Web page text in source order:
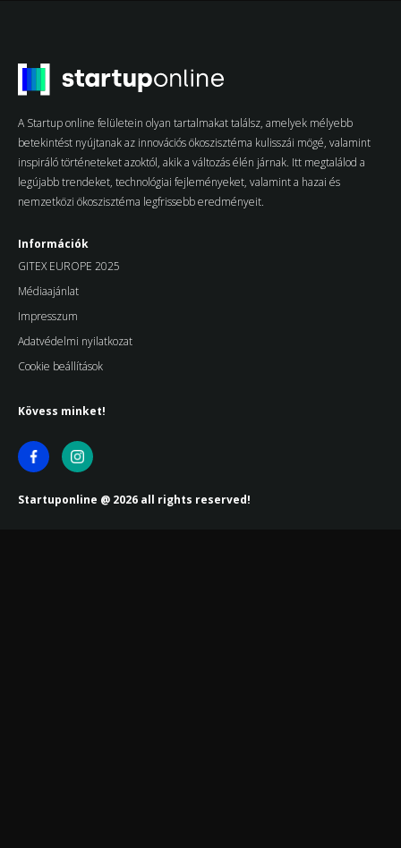
A Startup online felületein olyan tartalmakat találsz, amelyek mélyebb
betekintést nyújtanak az innovációs ökoszisztéma kulisszái mögé, valamint
inspiráló történeteket azoktól, akik a változás élén járnak. Itt megtalálod a
legújabb trendeket, technológiai fejleményeket, valamint a hazai és
nemzetközi ökoszisztéma legfrissebb eredményeit.
Információk
GITEX EUROPE 2025
Médiaajánlat
Impresszum
Adatvédelmi nyilatkozat
Cookie beállítások
Kövess minket!
Startuponline @ 2026 all rights reserved!